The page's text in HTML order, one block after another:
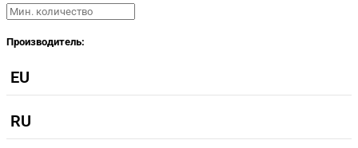
Производитель:
EU
RU